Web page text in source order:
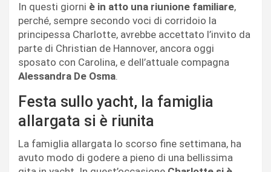
In questi giorni è in atto una riunione familiare,
perché, sempre secondo voci di corridoio la
principessa Charlotte, avrebbe accettato l’invito da
parte di Christian de Hannover, ancora oggi
sposato con Carolina, e dell’attuale compagna
Alessandra De Osma.
Festa sullo yacht, la famiglia
allargata si è riunita
La famiglia allargata lo scorso fine settimana, ha
avuto modo di godere a pieno di una bellissima